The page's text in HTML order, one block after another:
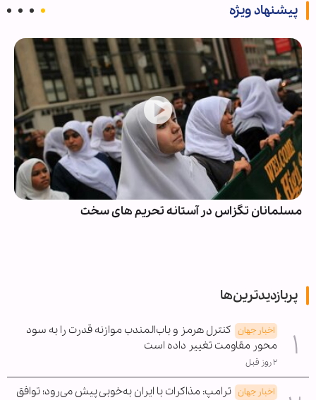
پیشنهاد ویژه
مسلمانان تگزاس در آستانه تحریم های سخت
پربازدیدترین‌ها
اخبار جهان کنترل هرمز و باب‌المندب موازنه قدرت را به سود
محور مقاومت تغییر داده است
۲ روز قبل
اخبار جهان ترامپ: مذاکرات با ایران به‌خوبی پیش می‌رود؛ توافق